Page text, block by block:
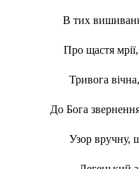
В тих
Про щастя
Тривога
До Бога
Узор вручну,